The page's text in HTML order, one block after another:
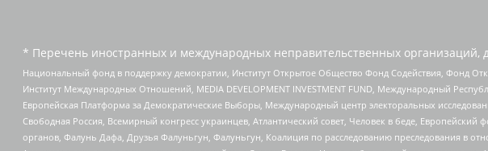
* Перечень иностранных и международных неправительственных
Национальный фонд в поддержку демократии, Институт Открытое Общество Фонд Содействия, Фонд
Институт Международных Отношений, MEDIA DEVELOPMENT INVESTMENT FUND, Международный
Европейская Платформа за Демократические Выборы, Международный центр электоральных
Свободная Россия, Всемирный конгресс украинцев, Атлантический совет, Человек в беде,
органов, Фалунь Дафа, Друзья Фалуньгун, Фалуньгун, Коалиция по расследованию преследования в